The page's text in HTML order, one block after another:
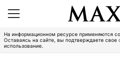
На информационном ресурсе применяются
Оставаясь на сайте, вы подтверждаете свое
использование.